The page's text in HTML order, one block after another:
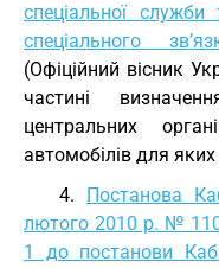
спеціальної
спеціального
(Офіційний вісник
частині
центральних
автомобілів для
4. Постанова
лютого 2010 р. №
1 до постанови